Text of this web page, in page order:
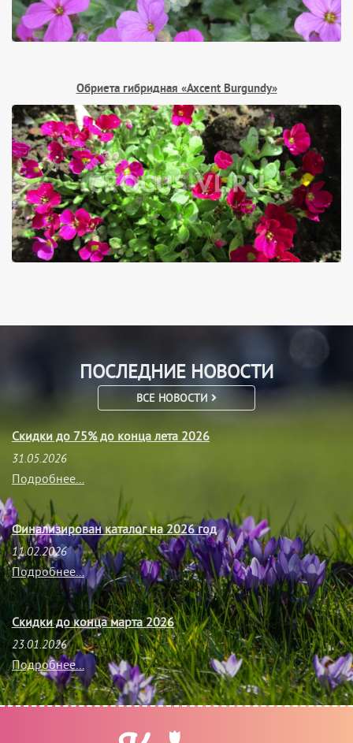
Обриета гибридная «Axcent Burgundy»
ПОСЛЕДНИЕ НОВОСТИ
ВСЕ НОВОСТИ
Скидки до 75% до конца лета 2026
31.05.2026
Подробнее...
Финализирован каталог на 2026 год
11.02.2026
Подробнее...
Скидки до конца марта 2026
23.01.2026
Подробнее...